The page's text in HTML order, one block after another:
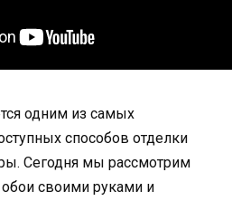
одним из самых
способов отделки
Сегодня мы рассмотрим
своими руками и